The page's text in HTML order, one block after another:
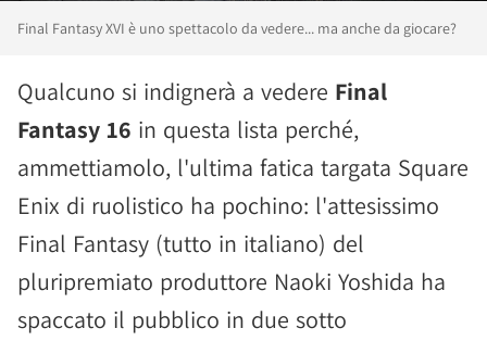
Final Fantasy XVI è uno spettacolo da vedere... ma anche da giocare?
Qualcuno si indignerà a vedere Final
Fantasy 16 in questa lista perché,
ammettiamolo, l'ultima fatica targata Square
Enix di ruolistico ha pochino: l'attesissimo
Final Fantasy (tutto in italiano) del
pluripremiato produttore Naoki Yoshida ha
spaccato il pubblico in due sotto